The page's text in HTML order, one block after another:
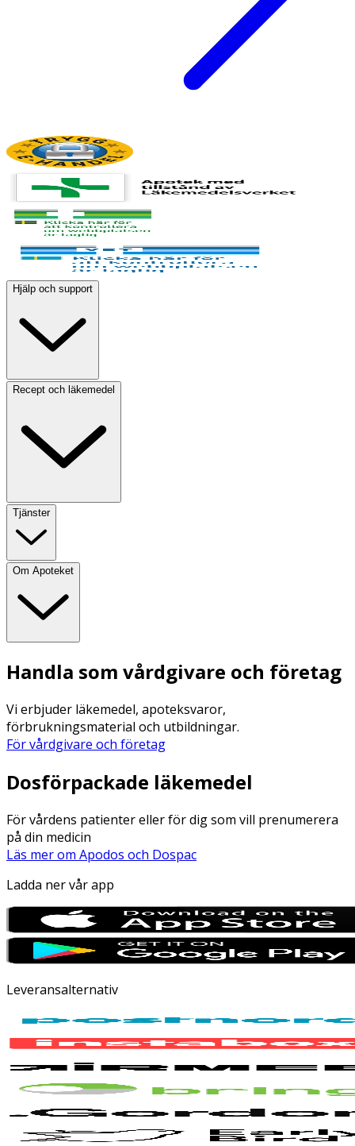
Hjälp och support
Recept och läkemedel
Tjänster
Om Apoteket
Handla som vårdgivare och företag
Vi erbjuder läkemedel, apoteksvaror,
förbrukningsmaterial och utbildningar.
För vårdgivare och företag
Dosförpackade läkemedel
För vårdens patienter eller för dig som vill prenumerera
på din medicin
Läs mer om Apodos och Dospac
Ladda ner vår app
Leveransalternativ